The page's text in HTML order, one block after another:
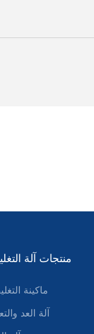
منتجات آلة
ماكينة
آلة العد